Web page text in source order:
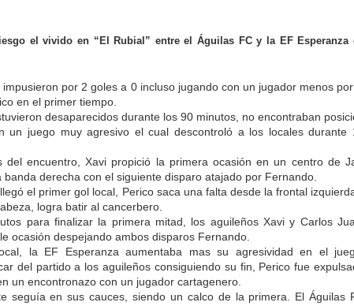
el vivido en “El Rubial” entre el Águilas FC y la EF Esperanza
impusieron por 2 goles a 0 incluso jugando con un jugador menos
en el primer tiempo.
desaparecidos durante los 90 minutos, no encontraban
un juego muy agresivo el cual descontroló a los locales durante
del encuentro, Xavi propició la primera ocasión en un centro de
banda derecha con el siguiente disparo atajado por Fernando.
el primer gol local, Perico saca una falta desde la frontal
logra batir al cancerbero.
para finalizar la primera mitad, los aguileños Xavi y Carlos
ocasión despejando ambos disparos Fernando.
la EF Esperanza aumentaba mas su agresividad en el
del partido a los aguileños consiguiendo su fin, Perico fue
un encontronazo con un jugador cartagenero.
seguía en sus cauces, siendo un calco de la primera. El Águilas